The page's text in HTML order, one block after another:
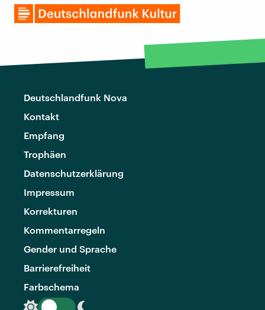
Deutschlandfunk Nova
Kontakt
Empfang
Trophäen
Datenschutzerklärung
Impressum
Korrekturen
Kommentarregeln
Gender und Sprache
Barrierefreiheit
Farbschema